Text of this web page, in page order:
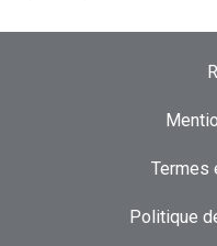
Termes
Politique